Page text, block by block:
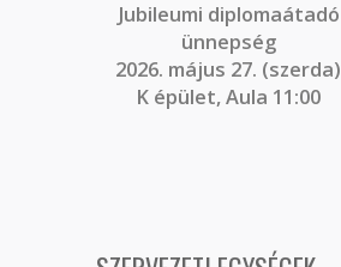
Jubileumi diplomaátadó
ünnepség
2026. május 27. (szerda)
K épület, Aula 11:00